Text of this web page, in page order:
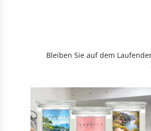
Bleiben Sie auf dem